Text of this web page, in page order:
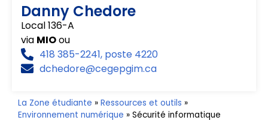
Danny Chedore
Local 136-A
via MIOou
418 385-2241, poste 4220
dchedore@cegepgim.ca
La Zone étudiante » Ressources et outils »
Environnement numérique » Sécurité informatique